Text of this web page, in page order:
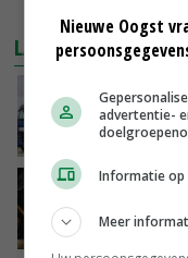
LAATSTE NIEUWS
Nieuwe Oogst
advertentie-
Informatie op
Meer